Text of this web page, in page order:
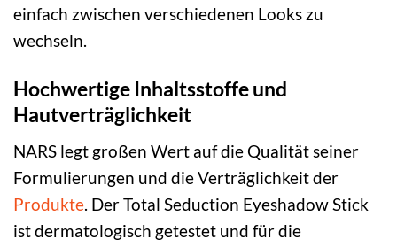
einfach zwischen verschiedenen Looks zu
wechseln.
Hochwertige Inhaltsstoffe und
Hautverträglichkeit
NARS legt großen Wert auf die Qualität seiner
Formulierungen und die Verträglichkeit der
Produkte. Der Total Seduction Eyeshadow Stick
ist dermatologisch getestet und für die